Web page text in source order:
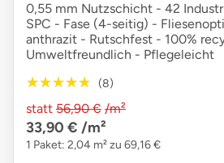
0,55 mm Nutzschicht - 42
SPC - Fase (4-seitig) -
anthrazit - Rutschfest - 100%
Umweltfreundlich - Pflegeleicht
★★★★★
★★★★★ (8)
statt 56,90 € /m²
33,90 € /m²
1 Paket: 2,04 m² zu 69,16 €